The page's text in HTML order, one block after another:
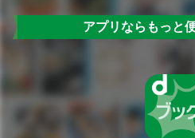
アプリならもっと